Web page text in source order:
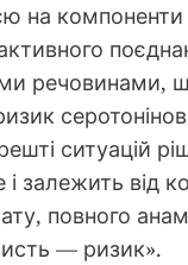
на
речовинами,
ситуацій
і залежить від
повного
— ризик».